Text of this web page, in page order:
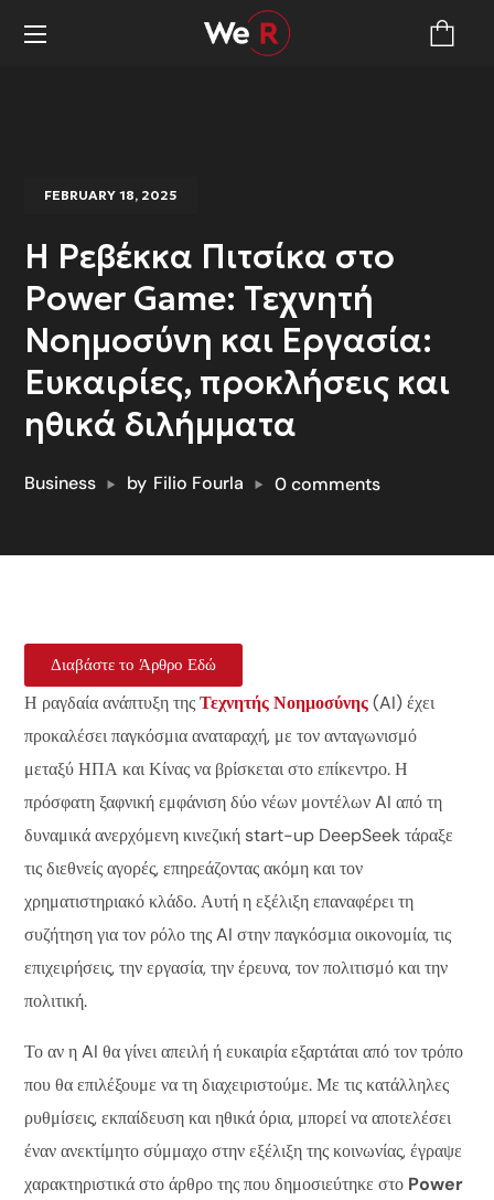
FEBRUARY 18, 2025
Η Ρεβέκκα Πιτσίκα στo
Power Game: Τεχνητή
Νοημοσύνη και Εργασία:
Ευκαιρίες, προκλήσεις και
ηθικά διλήμματα
Business by Filio Fourla 0 comments
Διαβάστε το Άρθρο Εδώ
Η ραγδαία ανάπτυξη τηςΤεχνητής Νοημοσύνης(AI) έχει
προκαλέσει παγκόσμια αναταραχή, με τον ανταγωνισμό
μεταξύ ΗΠΑ και Κίνας να βρίσκεται στο επίκεντρο. Η
πρόσφατη ξαφνική εμφάνιση δύο νέων μοντέλων AI από τη
δυναμικά ανερχόμενη κινεζική start-up DeepSeek τάραξε
τις διεθνείς αγορές, επηρεάζοντας ακόμη και τον
χρηματιστηριακό κλάδο. Αυτή η εξέλιξη επαναφέρει τη
συζήτηση για τον ρόλο της AI στην παγκόσμια οικονομία, τις
επιχειρήσεις, την εργασία, την έρευνα, τον πολιτισμό και την
πολιτική.
Το αν η AI θα γίνει απειλή ή ευκαιρία εξαρτάται από τον τρόπο
που θα επιλέξουμε να τη διαχειριστούμε. Με τις κατάλληλες
ρυθμίσεις, εκπαίδευση και ηθικά όρια, μπορεί να αποτελέσει
έναν ανεκτίμητο σύμμαχο στην εξέλιξη της κοινωνίας, έγραψε
χαρακτηριστικά στο άρθρο της που δημοσιεύτηκε στο Power